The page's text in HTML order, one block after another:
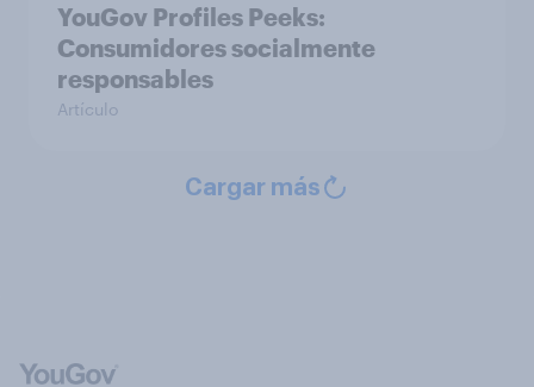
YouGov Profiles Peeks:
Consumidores socialmente
responsables
Artículo
Cargar más